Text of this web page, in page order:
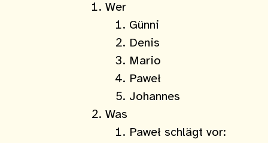
Wer
Günni
Denis
Mario
Paweł
Johannes
Was
Paweł schlägt vor: